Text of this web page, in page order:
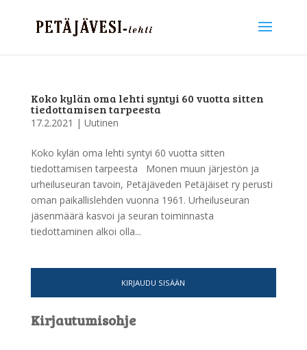
Koko kylän oma lehti syntyi 60 vuotta sitten
tiedottamisen tarpeesta
17.2.2021 | Uutinen
Koko kylän oma lehti syntyi 60 vuotta sitten
tiedottamisen tarpeesta Monen muun järjestön ja
urheiluseuran tavoin, Petäjäveden Petäjäiset ry perusti
oman paikallislehden vuonna 1961. Urheiluseuran
jäsenmäärä kasvoi ja seuran toiminnasta
tiedottaminen alkoi olla...
KIRJAUDU SISÄÄN
Kirjautumisohje